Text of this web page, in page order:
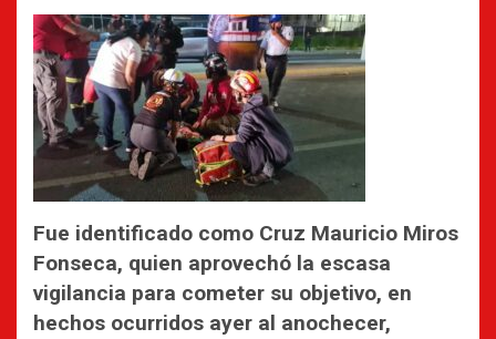
Fue identificado como Cruz Mauricio Miros
Fonseca, quien aprovechó la escasa
vigilancia para cometer su objetivo, en
hechos ocurridos ayer al anochecer,